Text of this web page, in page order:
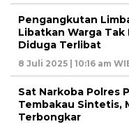
Pengangkutan
Libatkan Warga
Diduga Terlibat
8 Juli 2025 | 10:16 am
Sat Narkoba Polres
Tembakau Sintetis,
Terbongkar